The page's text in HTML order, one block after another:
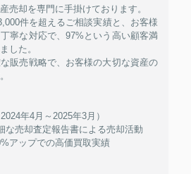
売却を専門に手掛けております。
件を超えるご相談実績と、お客様
寧な対応で、97%という高い顧客満
した。
販売戦略で、お客様の大切な資産の
年4月～2025年3月）
な売却査定報告書による売却活動
アップでの高価買取実績